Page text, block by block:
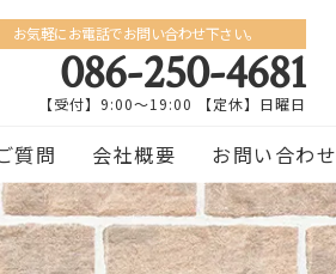
お気軽にお電話でお問い合わせ下さい。
086-250-4681
【受付】9:00〜19:00 【定休】日曜日
質問 会社概要 お問い合わせ